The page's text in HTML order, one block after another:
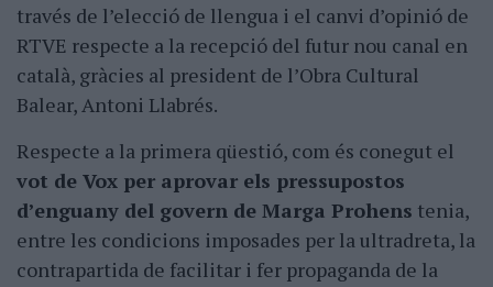
través de l’elecció de llengua i el canvi d’opinió de
RTVE respecte a la recepció del futur nou canal en
català, gràcies al president de l’Obra Cultural
Balear, Antoni Llabrés.
Respecte a la primera qüestió, com és conegut el
vot de Vox per aprovar els pressupostos
d’enguany del govern de Marga Prohens tenia,
entre les condicions imposades per la ultradreta, la
contrapartida de facilitar i fer propaganda de la